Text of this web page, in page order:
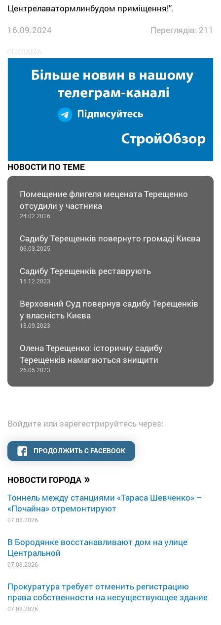
НОВОСТИ ГОРОДА »
Тоннель между станциями «Тараса Шевченко» –
«Почайна» отремонтируют
07.08.2026
В Бородянке восстанавливают дом на улице
Центральной
07.08.2026
Прокуратура требует отменить регистрацию
права собственности на несуществующее здание
07.08.2026
Центрелаватормлинбудом приміщення!”.
16.09.2024
Переглядів: 211
НОВОСТИ ПО ТЕМЕ
Помещение флигеля мецената Терещенко
отсудили у частника
24.02.2026
Садибу Терещенків повернуто громаді Києва
06.03.2025
Садибу Терещенків реставрують
15.12.2023
Верховний Суд повернув садибу Терещенків
у власність Києва
13.09.2023
Олена Терещенко: історичну садибу
Терещенків намагаються знищити
26.05.2023
Войдите или зарегестрируйтесь через:
ПРОДОЛЖИТЬ С FACEBOOK